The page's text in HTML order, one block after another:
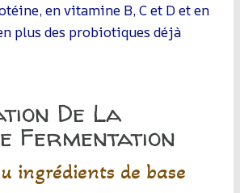
en vitamine B, C et D et en
plus des probiotiques déjà
De La
Fermentation
ingrédients de base